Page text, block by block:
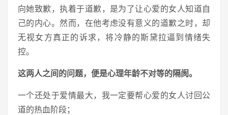
向她致歉，执着于道歉，是为了让心爱的女人知道自
己的内心。然而，在他考虑没有意义的道歉之时，却
无视女方真正的诉求，将冷静的斯黛拉逼到情绪失
控。
这两人之间的问题，便是心理年龄不对等的隔阂。
一个还处于爱情最大，我一定要帮心爱的女人讨回公
道的热血阶段；